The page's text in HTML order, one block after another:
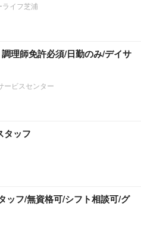
イフ芝浦
調理師免許必須/日勤のみ/デイサ
ービスセンター
タッフ
ッフ/無資格可/シフト相談可/グ